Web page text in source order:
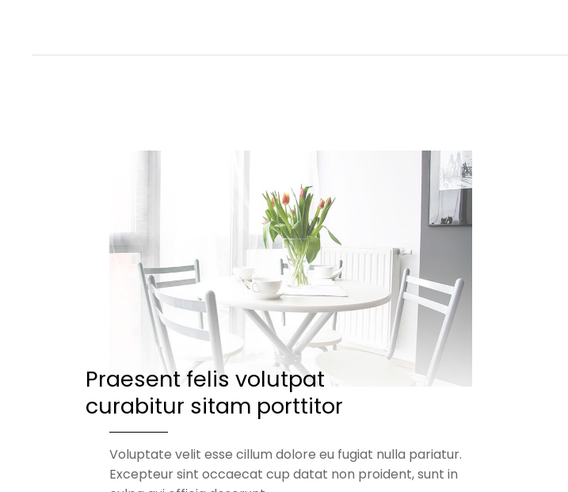
Praesent felis volutpat
curabitur sitam porttitor
Voluptate velit esse cillum dolore eu fugiat nulla pariatur.
Excepteur sint occaecat cup datat non proident, sunt in